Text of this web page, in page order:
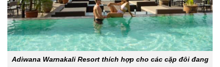
Adiwana Warnakali Resort thích hợp cho các cặp đôi đang